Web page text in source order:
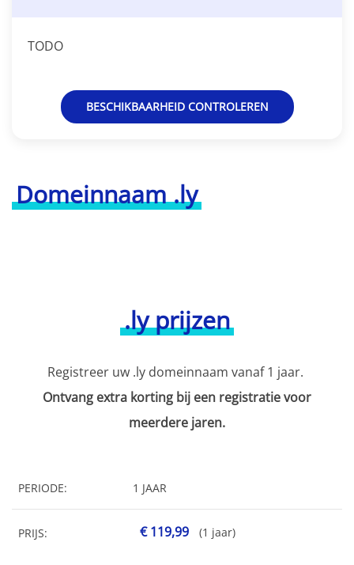
Domeinnaam .ly
TODO
BESCHIKBAARHEID CONTROLEREN
.ly prijzen
Registreer uw .ly domeinnaam vanaf 1 jaar.
Ontvang extra korting bij een registratie voor
meerdere jaren.
PERIODE: 1 JAAR
PRIJS: € 119,99 (1 jaar)